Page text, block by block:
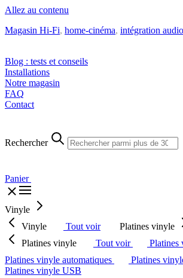
Allez au contenu
Magasin Hi-Fi, home-cinéma, intégration
Blog : tests et conseils
Installations
Notre magasin
FAQ
Contact
Rechercher
Panier
Vinyle
Vinyle
Tout voir
Platines vinyle
Platines vinyle
Tout voir
Platines vinyle automatiques
Platines
Platines vinyle USB